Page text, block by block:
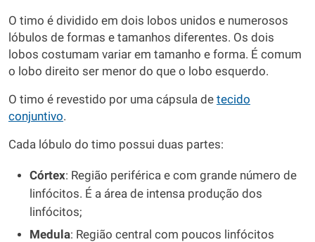
O timo é dividido em dois lobos unidos e numerosos
lóbulos de formas e tamanhos diferentes. Os dois
lobos costumam variar em tamanho e forma. É comum
o lobo direito ser menor do que o lobo esquerdo.
O timo é revestido por uma cápsula de tecido
conjuntivo.
Cada lóbulo do timo possui duas partes:
Córtex: Região periférica e com grande número de
linfócitos. É a área de intensa produção dos
linfócitos;
Medula: Região central com poucos linfócitos